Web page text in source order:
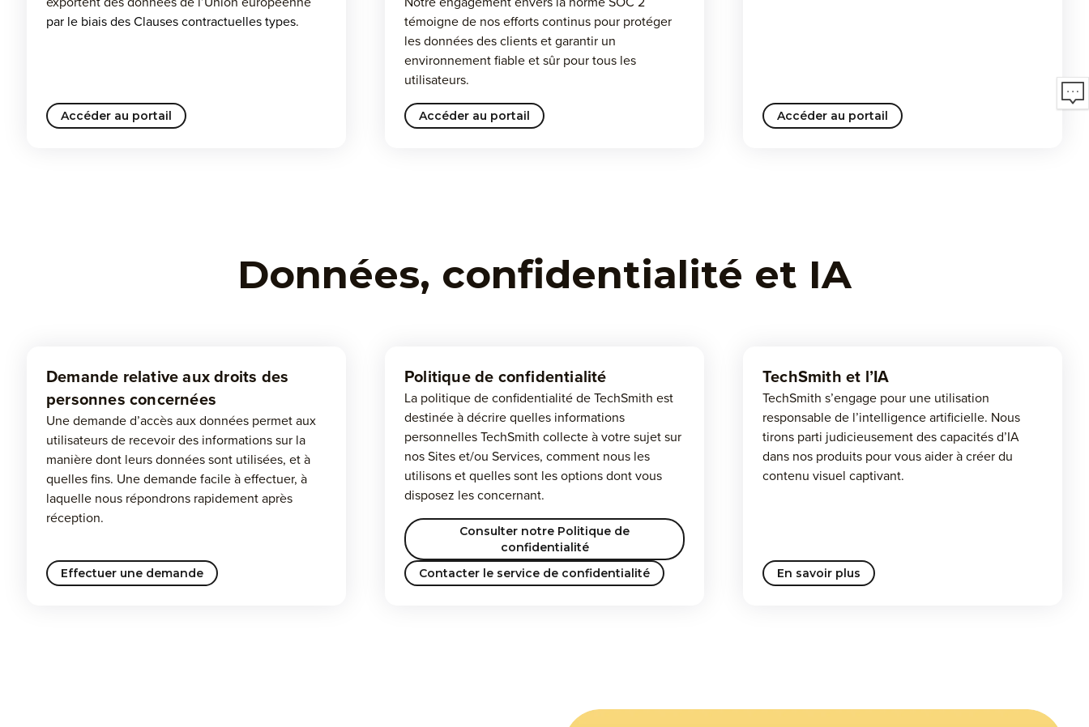
par le biais des Clauses contractuelles types.
Accéder au portail
témoigne de nos efforts continus pour protéger
les données des clients et garantir un
environnement fiable et sûr pour tous les
utilisateurs.
Accéder au portail Accéder au portail
Données, confidentialité et IA
Demande relative aux droits des
personnes concernées
Une demande d’accès aux données permet aux
utilisateurs de recevoir des informations sur la
manière dont leurs données sont utilisées, et à
quelles fins. Une demande facile à effectuer, à
laquelle nous répondrons rapidement après
réception.
Effectuer une demande
Politique de confidentialité
La politique de confidentialité de TechSmith est
destinée à décrire quelles informations
personnelles TechSmith collecte à votre sujet sur
nos Sites et/ou Services, comment nous les
utilisons et quelles sont les options dont vous
disposez les concernant.
Consulter notre Politique de
confidentialité
Contacter le service de confidentialité
TechSmith et l’IA
TechSmith s’engage pour une utilisation
responsable de l’intelligence artificielle. Nous
tirons parti judicieusement des capacités d’IA
dans nos produits pour vous aider à créer du
contenu visuel captivant.
En savoir plus